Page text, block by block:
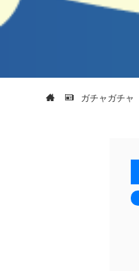
ガチャガチャ